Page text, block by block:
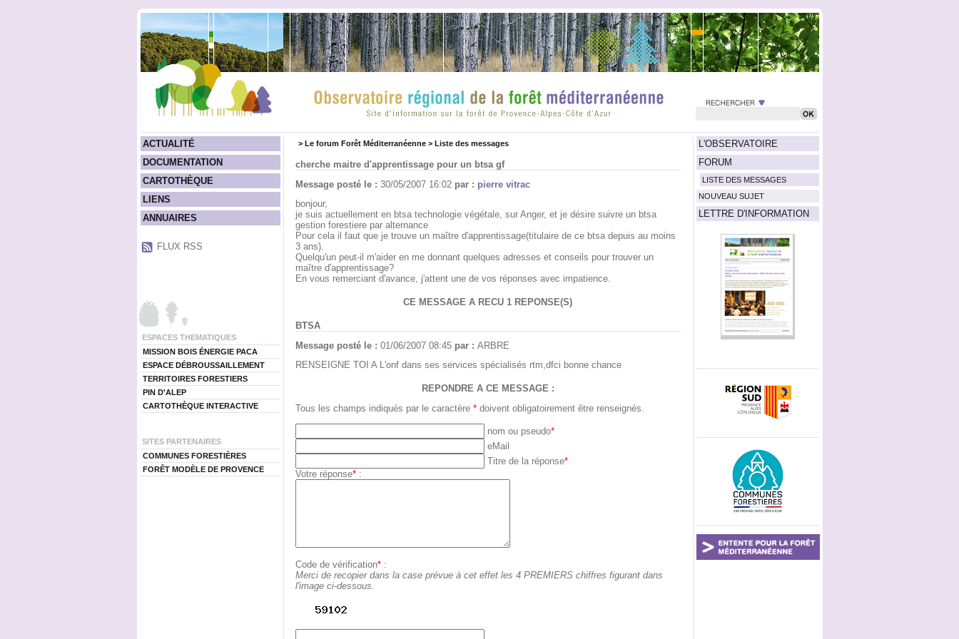
ACTUALITÉ
DOCUMENTATION
CARTOTHÈQUE
LIENS
ANNUAIRES
FLUX RSS
ESPACES THEMATIQUES
MISSION BOIS ÉNERGIE PACA
ESPACE DÉBROUSSAILLEMENT
TERRITOIRES FORESTIERS
PIN D'ALEP
CARTOTHÈQUE INTERACTIVE
SITES PARTENAIRES
COMMUNES FORESTIÈRES
FORÊT MODÈLE DE PROVENCE
L'OBSERVATOIRE
FORUM
LISTE DES MESSAGES
NOUVEAU SUJET
LETTRE D'INFORMATION
> Le forum Forêt Méditerranéenne> Liste des messages
cherche maitre d'apprentissage pour un btsa gf
Message posté le : 30/05/2007 16:02 par : pierre vitrac
bonjour,
je suis actuellement en btsa technologie végétale, sur Anger, et je désire suivre un btsa
gestion forestiere par alternance
Pour cela il faut que je trouve un maître d'apprentissage(titulaire de ce btsa depuis au moins
3 ans).
Quelqu'un peut-il m'aider en me donnant quelques adresses et conseils pour trouver un
maître d'apprentissage?
En vous remerciant d'avance, j'attent une de vos réponses avec impatience.
CE MESSAGE A RECU 1 REPONSE(S)
BTSA
Message posté le : 01/06/2007 08:45 par : ARBRE
RENSEIGNE TOI A L'onf dans ses services spécialisés rtm,dfci bonne chance
REPONDRE A CE MESSAGE :
Tous les champs indiqués par le caractère *doivent obligatoirement être renseignés.
nom ou pseudo*
eMail
Titre de la réponse*
Votre réponse*:
Code de vérification*:
Merci de recopier dans la case prévue à cet effet les 4 PREMIERS chiffres figurant dans
l'image ci-dessous.